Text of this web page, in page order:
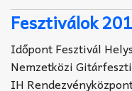
Fesztiválok
Időpont Fesztivál
Nemzetközi
IH